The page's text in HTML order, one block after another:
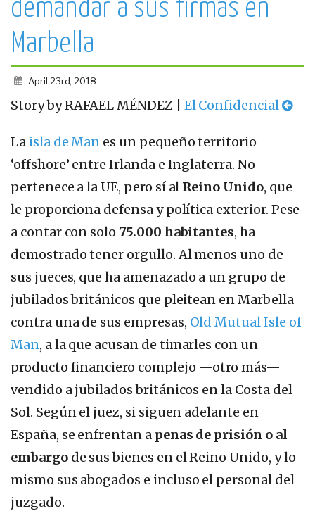
demandar a sus firmas en
Marbella
April 23rd, 2018
Story by RAFAEL MÉNDEZ | El Confidencial
La isla de Man es un pequeño territorio
‘offshore’ entre Irlanda e Inglaterra. No
pertenece a la UE, pero sí al Reino Unido, que
le proporciona defensa y política exterior. Pese
a contar con solo75.000 habitantes, ha
demostrado tener orgullo. Al menos uno de
sus jueces, que ha amenazado a un grupo de
jubilados británicos que pleitean en Marbella
contra una de sus empresas, Old Mutual Isle of
Man, a la que acusan de timarles con un
producto financiero complejo —otro más—
vendido a jubilados británicos en la Costa del
Sol. Según el juez, si siguen adelante en
España, se enfrentan apenas de prisión o al
embargo de sus bienes en el Reino Unido, y lo
mismo sus abogados e incluso el personal del
juzgado.